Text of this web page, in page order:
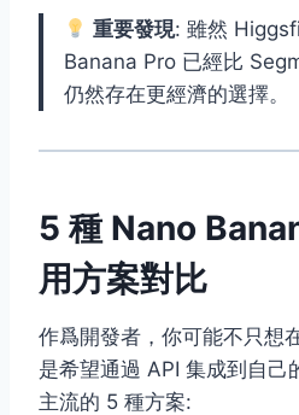
重要發現: 雖然
Banana Pro 已經比
仍然存在更經濟的選擇。
5 種 Nano
用方案對比
作爲開發者，你可能不只想
是希望通過 API 集成到自己
主流的 5 種方案: